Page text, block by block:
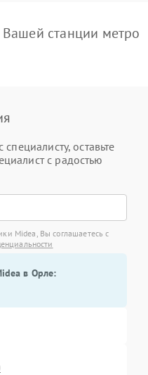
станции метро
оставьте
с радостью
Midea, Вы соглашаетесь с
в Орле: